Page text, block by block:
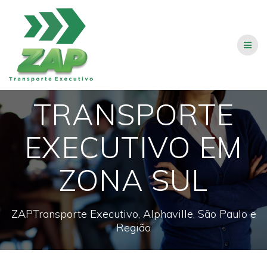
TRANSPORTE
EXECUTIVO EM
ZONA SUL
ZAPTransporte Executivo, Alphaville, São Paulo e
Região